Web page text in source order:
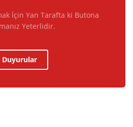
İçin Yan Tarafta ki Butona
Yeterlidir.
Duyurular